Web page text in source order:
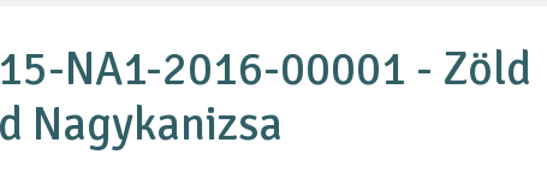
NA1-2016-00001 - Zöld
Nagykanizsa